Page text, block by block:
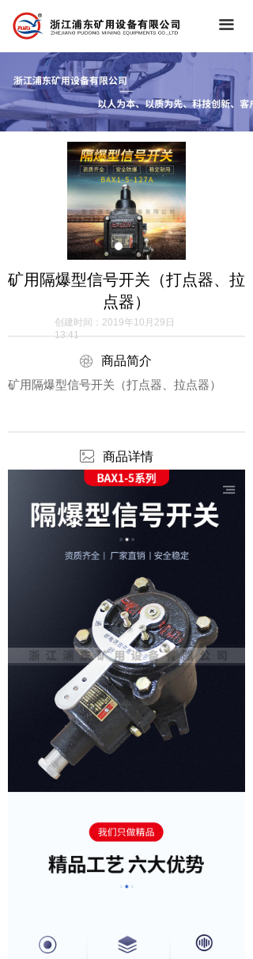
끀
矿用隔爆型信号开关（打点器、拉
点器）
商品简介
创建时间： 2019年10月29日
13:41
矿用隔爆型信号开关（打点器、拉点器）
商品详情
ꁵ
ꂈ